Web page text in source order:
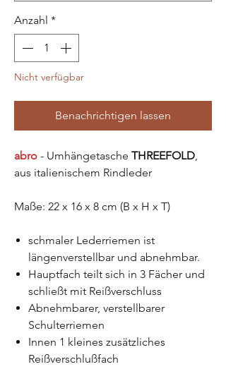
Anzahl *
Nicht verfügbar
Benachrichtigen lassen
abro - Umhängetasche THREEFOLD
aus italienischem Rindleder
Maße: 22 x 16 x 8 cm (B x H x T)
schmaler Lederriemen ist
längenverstellbar und abnehmbar.
Hauptfach teilt sich in 3 Fächer und
schließt mit Reißverschluss
Abnehmbarer, verstellbarer
Schulterriemen
Innen 1 kleines zusätzliches
Reißverschlußfach